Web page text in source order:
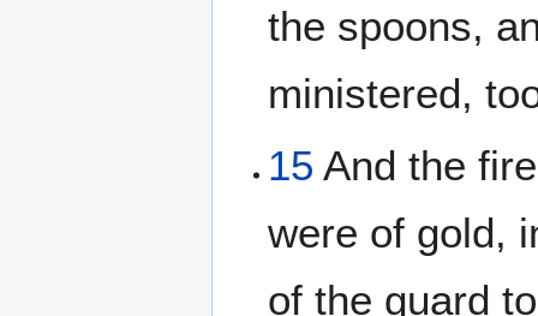
the spoons,
ministered,
15 And the
were of gold,
of the guard